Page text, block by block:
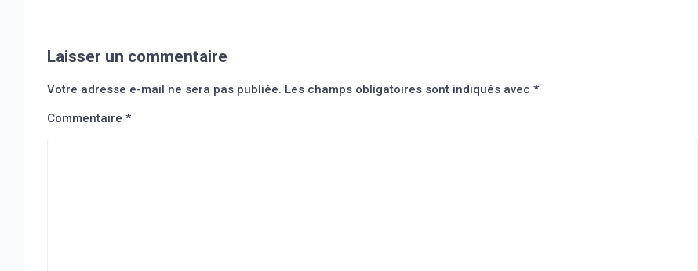
Laisser un commentaire
Votre adresse e-mail ne sera pas publiée. Les champs obligatoires sont indiqués avec *
Commentaire *